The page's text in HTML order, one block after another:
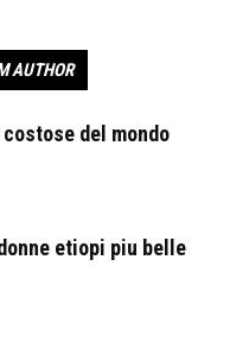
AUTHOR
del mondo
etiopi piu belle